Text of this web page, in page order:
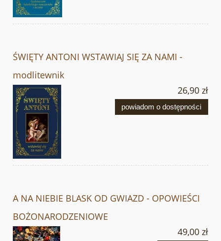
ŚWIĘTY ANTONI WSTAWIAJ SIĘ ZA NAMI -
modlitewnik
26,90 zł
powiadom o dostępności
A NA NIEBIE BLASK OD GWIAZD - OPOWIEŚCI
BOŻONARODZENIOWE
49,00 zł